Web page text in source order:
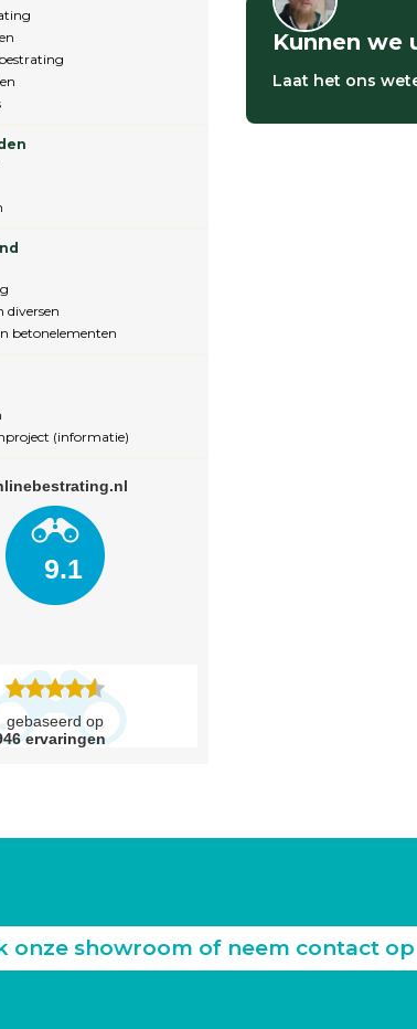
diversen
betonelementen
(informatie)
9.1
gebaseerd op
ervaringen
Kunnen we
Laat het ons
onze showroom of neem contact